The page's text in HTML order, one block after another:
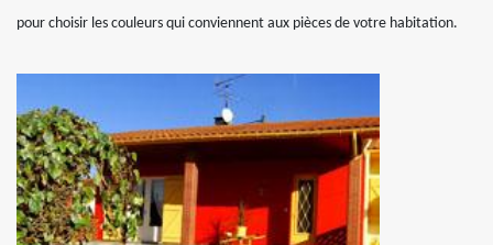
pour choisir les couleurs qui conviennent aux pièces de votre habitation.